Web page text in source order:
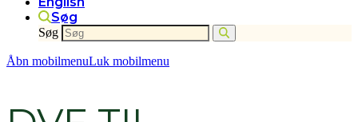
Søg
Søg
Åbn mobilmenuLuk mobilmenu